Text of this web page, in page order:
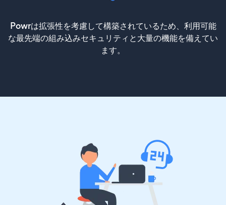
Powrは拡張性を考慮して構築されているため、利用可能
な最先端の組み込みセキュリティと大量の機能を備えてい
ます。